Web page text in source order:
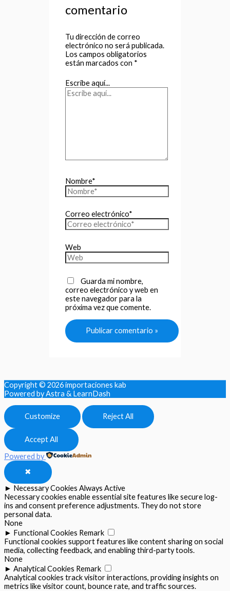
comentario
Tu dirección de correo
electrónico no será publicada.
Los campos obligatorios
están marcados con *
Escribe aquí...
Nombre*
Correo electrónico*
Web
Guarda mi nombre,
correo electrónico y web en
este navegador para la
próxima vez que comente.
Copyright © 2026importaciones kab
Powered by Astra & LearnDash
Customize Reject All
Accept All
Powered by
✖
► Necessary Cookies Always Active
Necessary cookies enable essential site features like secure log-
ins and consent preference adjustments. They do not store
personal data.
None
► Functional Cookies Remark
Functional cookies support features like content sharing on social
media, collecting feedback, and enabling third-party tools.
None
► Analytical Cookies Remark
Analytical cookies track visitor interactions, providing insights on
metrics like visitor count, bounce rate, and traffic sources.